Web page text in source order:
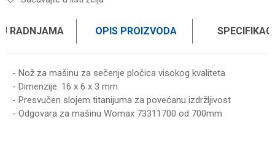
RADNJAMA OPIS PROIZVODA
- Nož za mašinu za sečenje pločica visokog kvaliteta
- Dimenzije: 16 x 6 x 3 mm
- Presvučen slojem titanijuma za povećanu izdržljivost
- Odgovara za mašinu Womax 73311700 od 700mm